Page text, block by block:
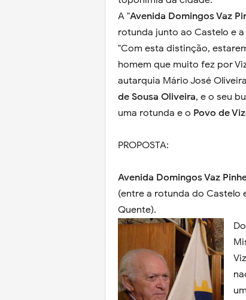
A "Avenida Domingos Vaz
rotunda junto ao Castelo e
"Com esta distinção,
homem que muito fez por
autarquia Mário José
de Sousa Oliveira, e o seu
uma rotunda e o Povo de
PROPOSTA:
Avenida Domingos Vaz
(entre a rotunda do Castelo
Quente).